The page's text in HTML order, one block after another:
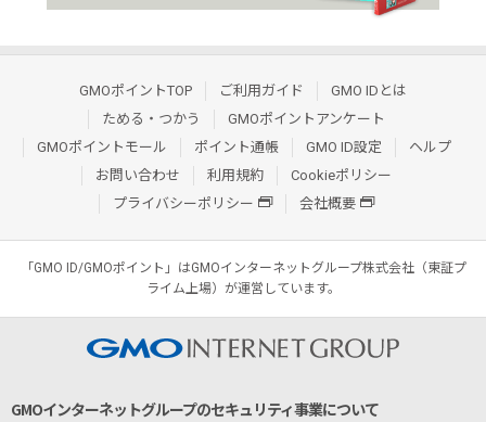
GMOポイントTOP ご利用ガイド
GMO IDとは
ためる・つかう
GMOポイントアンケート
GMOポイントモール
ポイント通帳 GMO ID設定
ヘルプ
お問い合わせ
利用規約
Cookieポリシー
プライバシーポリシー
会社概要
「GMO ID/GMOポイント」はGMOインターネットグループ株式会社（東証プ
ライム上場）が運営しています。
GMOインターネットグループのセキュリティ事業について